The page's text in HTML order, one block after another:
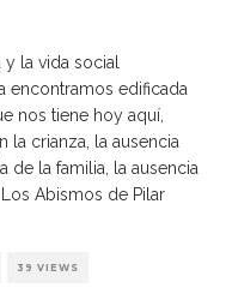
y la vida social
encontramos edificada
nos tiene hoy aquí,
la crianza, la ausencia
de la familia, la ausencia
Abismos de Pilar
39 VIEWS